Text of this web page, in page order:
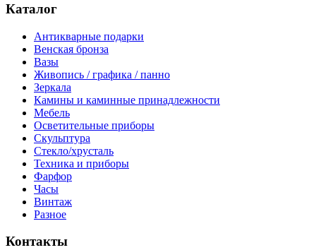
Каталог
Антикварные подарки
Венская бронза
Вазы
Живопись / графика / панно
Зеркала
Камины и каминные принадлежности
Мебель
Осветительные приборы
Скульптура
Стекло/хрусталь
Техника и приборы
Фарфор
Часы
Винтаж
Разное
Контакты